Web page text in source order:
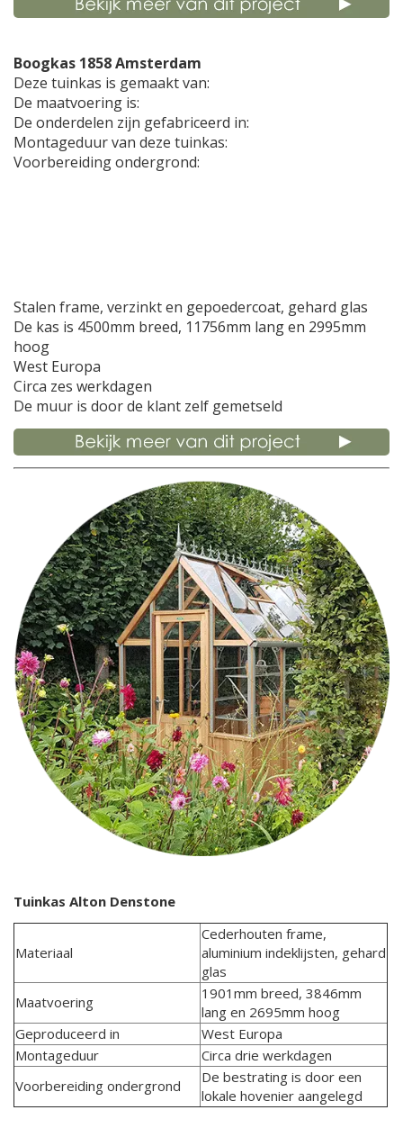
Boogkas 1858 Amsterdam
Deze tuinkas is gemaakt van:
De maatvoering is:
De onderdelen zijn gefabriceerd in:
Montageduur van deze tuinkas:
Voorbereiding ondergrond:
Stalen frame, verzinkt en gepoedercoat, gehard glas
De kas is 4500mm breed, 11756mm lang en 2995mm
hoog
West Europa
Circa zes werkdagen
De muur is door de klant zelf gemetseld
Tuinkas Alton Denstone
Materiaal
Cederhouten frame,
aluminium indeklijsten, gehard
glas
Maatvoering
1901mm breed, 3846mm
lang en 2695mm hoog
Geproduceerd in
West Europa
Montageduur
Circa drie werkdagen
Voorbereiding ondergrond
De bestrating is door een
lokale hovenier aangelegd